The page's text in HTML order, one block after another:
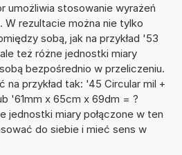
umożliwia stosowanie wyrażeń
rezultacie można nie tylko
sobą, jak na przykład '53
też różne jednostki miary
bezpośrednio w przeliczeniu.
na przykład tak: '45 Circular mil +
'61mm x 65cm x 69dm = ?
jednostki miary połączone w ten
do siebie i mieć sens w